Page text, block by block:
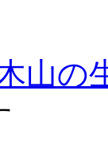
山の